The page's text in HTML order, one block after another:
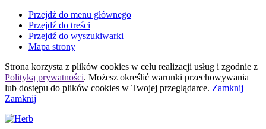
Przejdź do menu głównego
Przejdź do treści
Przejdź do wyszukiwarki
Mapa strony
Strona korzysta z plików cookies w celu realizacji usług i zgodnie z
Polityką prywatności. Możesz określić warunki przechowywania
lub dostępu do plików cookies w Twojej przeglądarce. Zamknij
Zamknij